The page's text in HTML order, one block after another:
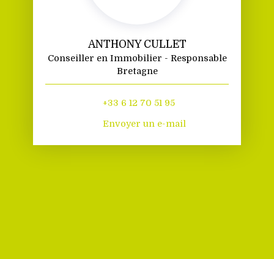
ANTHONY CULLET
Conseiller en Immobilier - Responsable
Bretagne
+33 6 12 70 51 95
Envoyer un e-mail